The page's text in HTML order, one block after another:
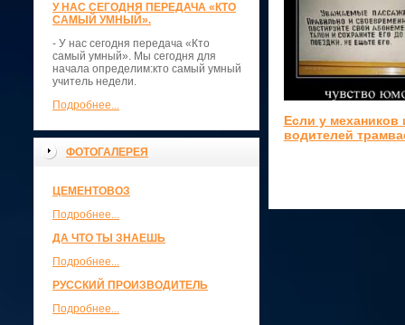
У НАС СЕГОДНЯ ПЕРЕДАЧА «КТО
САМЫЙ УМНЫЙ».
- У нас сегодня передача «Кто
самый умный». Мы сегодня для
начала определим:кто самый умный
учитель недели.
Подробнее...
ФОТОГАЛЕРЕЯ
ЦЕМЕНТОВОЗ
Подробнее...
ДА ЧТО ТЫ ЗНАЕШЬ
Подробнее...
РУССКИЙ ПРОИЗВОДИТЕЛЬ
Подробнее...
Если у механиков
водителей